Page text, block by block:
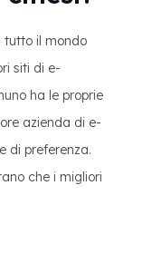
tutto il mondo
siti di e-
ha le proprie
azienda di e-
di preferenza.
che i migliori